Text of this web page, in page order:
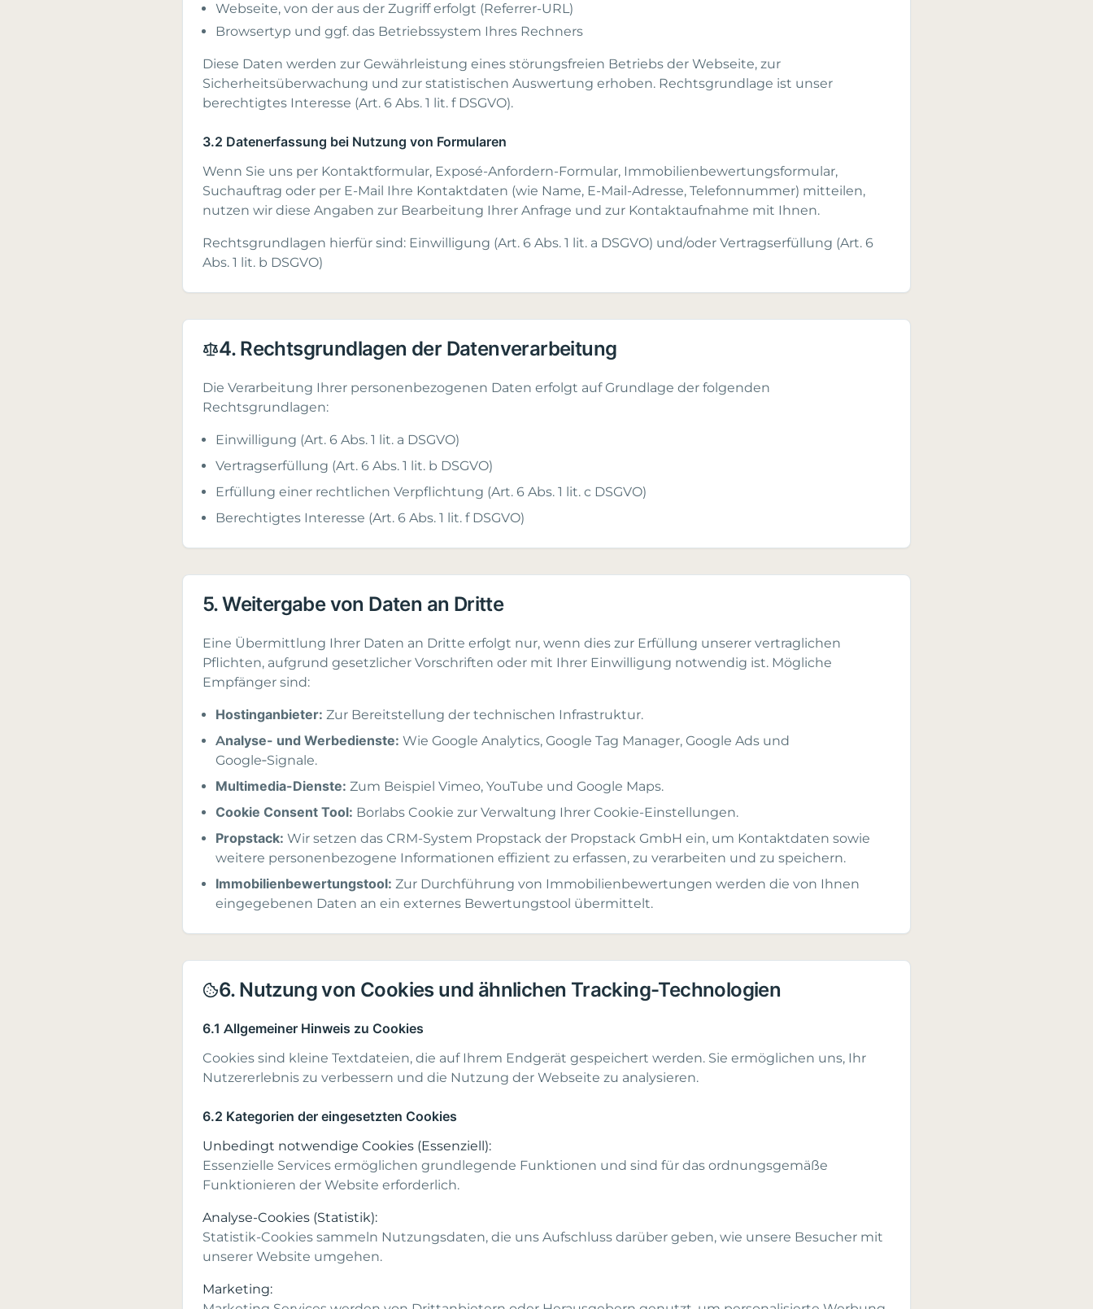
Webseite, von der aus der Zugriff erfolgt (Referrer-URL)
Browsertyp und ggf. das Betriebssystem Ihres Rechners
Diese Daten werden zur Gewährleistung eines störungsfreien Betriebs der Webseite, zur
Sicherheitsüberwachung und zur statistischen Auswertung erhoben. Rechtsgrundlage ist unser
berechtigtes Interesse (Art. 6 Abs. 1 lit. f DSGVO).
3.2 Datenerfassung bei Nutzung von Formularen
Wenn Sie uns per Kontaktformular, Exposé-Anfordern-Formular, Immobilienbewertungsformular,
Suchauftrag oder per E-Mail Ihre Kontaktdaten (wie Name, E-Mail-Adresse, Telefonnummer) mitteilen,
nutzen wir diese Angaben zur Bearbeitung Ihrer Anfrage und zur Kontaktaufnahme mit Ihnen.
Rechtsgrundlagen hierfür sind: Einwilligung (Art. 6 Abs. 1 lit. a DSGVO) und/oder Vertragserfüllung (Art. 6
Abs. 1 lit. b DSGVO)
4. Rechtsgrundlagen der Datenverarbeitung
Die Verarbeitung Ihrer personenbezogenen Daten erfolgt auf Grundlage der folgenden
Rechtsgrundlagen:
Einwilligung (Art. 6 Abs. 1 lit. a DSGVO)
Vertragserfüllung (Art. 6 Abs. 1 lit. b DSGVO)
Erfüllung einer rechtlichen Verpflichtung (Art. 6 Abs. 1 lit. c DSGVO)
Berechtigtes Interesse (Art. 6 Abs. 1 lit. f DSGVO)
5. Weitergabe von Daten an Dritte
Eine Übermittlung Ihrer Daten an Dritte erfolgt nur, wenn dies zur Erfüllung unserer vertraglichen
Pflichten, aufgrund gesetzlicher Vorschriften oder mit Ihrer Einwilligung notwendig ist. Mögliche
Empfänger sind:
Hostinganbieter: Zur Bereitstellung der technischen Infrastruktur.
Analyse- und Werbedienste: Wie Google Analytics, Google Tag Manager, Google Ads und
Google‑Signale.
Multimedia-Dienste: Zum Beispiel Vimeo, YouTube und Google Maps.
Cookie Consent Tool: Borlabs Cookie zur Verwaltung Ihrer Cookie-Einstellungen.
Propstack: Wir setzen das CRM-System Propstack der Propstack GmbH ein, um Kontaktdaten sowie
weitere personenbezogene Informationen effizient zu erfassen, zu verarbeiten und zu speichern.
Immobilienbewertungstool: Zur Durchführung von Immobilienbewertungen werden die von Ihnen
eingegebenen Daten an ein externes Bewertungstool übermittelt.
6. Nutzung von Cookies und ähnlichen Tracking-Technologien
6.1 Allgemeiner Hinweis zu Cookies
Cookies sind kleine Textdateien, die auf Ihrem Endgerät gespeichert werden. Sie ermöglichen uns, Ihr
Nutzererlebnis zu verbessern und die Nutzung der Webseite zu analysieren.
6.2 Kategorien der eingesetzten Cookies
Unbedingt notwendige Cookies (Essenziell):
Essenzielle Services ermöglichen grundlegende Funktionen und sind für das ordnungsgemäße
Funktionieren der Website erforderlich.
Analyse-Cookies (Statistik):
Statistik-Cookies sammeln Nutzungsdaten, die uns Aufschluss darüber geben, wie unsere Besucher mit
unserer Website umgehen.
Marketing: